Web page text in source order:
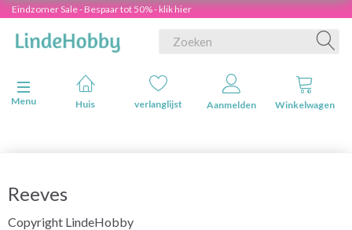
Eindzomer Sale - Bespaar tot 50% - klik hier
Navigatie in-/uitschakelen
Menu
Huis verlanglijst Aanmelden Winkelwagen
Reeves
Copyright LindeHobby